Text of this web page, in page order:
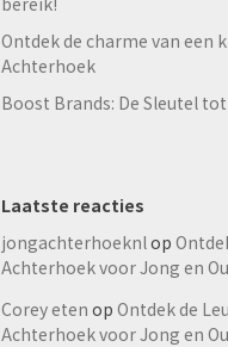
Ontdek de charme van een
Achterhoek
Boost Brands: De Sleutel
Laatste reacties
jongachterhoeknlop
Achterhoek voor Jong en
Corey eten op Ontdek de
Achterhoek voor Jong en